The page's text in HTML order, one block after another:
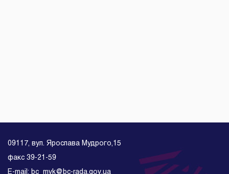
09117, вул. Ярослава Мудрого,15
факс 39-21-59
E-mail: bc_mvk@bc-rada.gov.ua